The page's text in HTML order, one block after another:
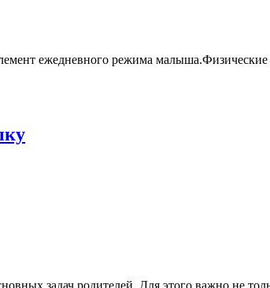
ежедневного режима
задач родителей. Для этого важно не